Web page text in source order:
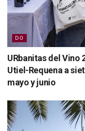
DO
URbanitas del Vino
Utiel-Requena a
mayo y junio